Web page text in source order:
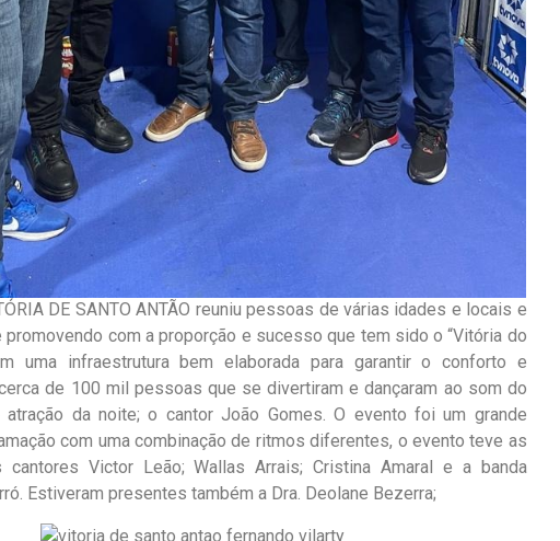
DE SANTO ANTÃO reuniu pessoas de várias idades e locais e
promovendo com a proporção e sucesso que tem sido o “Vitória do
uma infraestrutura bem elaborada para garantir o conforto e
de 100 mil pessoas que se divertiram e dançaram ao som do
da noite; o cantor João Gomes. O evento foi um grande
com uma combinação de ritmos diferentes, o evento teve as
cantores Victor Leão; Wallas Arrais; Cristina Amaral e a banda
Estiveram presentes também a Dra. Deolane Bezerra;